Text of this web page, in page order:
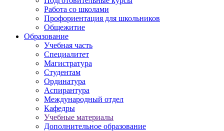
Работа со школами
Профориентация для школьников
Общежитие
Образование
Учебная часть
Специалитет
Магистратура
Студентам
Ординатура
Аспирантура
Международный отдел
Кафедры
Учебные материалы
Дополнительное образование